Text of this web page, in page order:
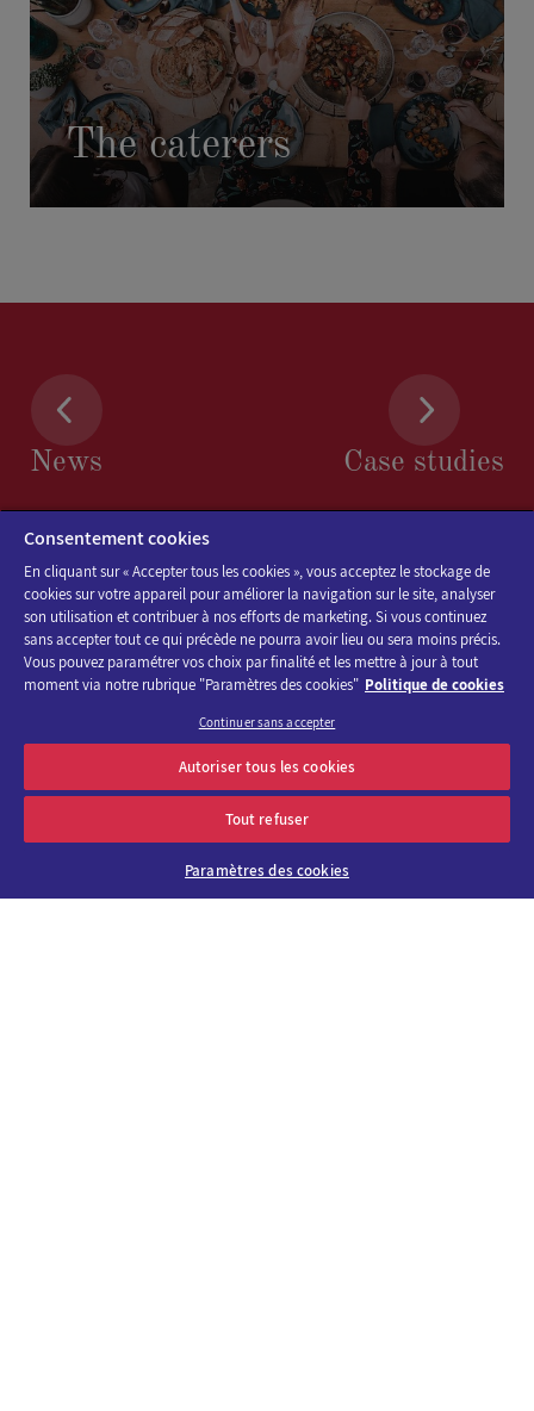
The caterers
News Case studies
Discover the program of Viparis trade fairs and events
E-mail address OK
Consentement cookies
En cliquant sur « Accepter tous les cookies », vous acceptez le stockage de
cookies sur votre appareil pour améliorer la navigation sur le site, analyser
son utilisation et contribuer à nos efforts de marketing. Si vous continuez
sans accepter tout ce qui précède ne pourra avoir lieu ou sera moins précis.
Vous pouvez paramétrer vos choix par finalité et les mettre à jour à tout
moment via notre rubrique "Paramètres des cookies" Politique de cookies
Continuer sans accepter
Autoriser tous les cookies
Tout refuser
Paramètres des cookies